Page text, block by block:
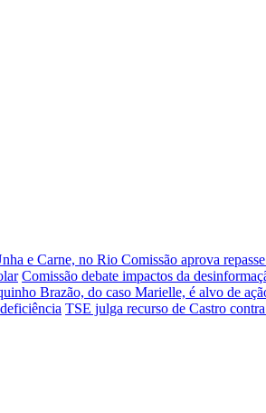
e Carne, no Rio Comissão aprova
Comissão debate impactos da
Brazão, do caso Marielle, é alvo de
TSE julga recurso de Castro